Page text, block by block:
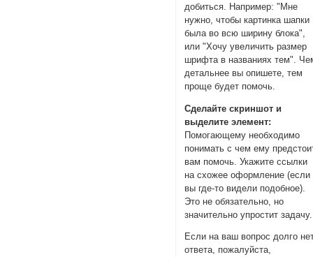
добиться. Например: "Мне
нужно, чтобы картинка шапки
была во всю ширину блока",
или "Хочу увеличить размер
шрифта в названиях тем".
детальнее вы опишете, тем
проще будет помочь.
Сделайте скриншот и
выделите элемент:
Помогающему необходимо
понимать с чем ему
вам помочь. Укажите ссылки
на схожее оформление (если
вы где-то видели подобное).
Это не обязательно, но
значительно упростит задачу.
Если на ваш вопрос долго
ответа, пожалуйста,